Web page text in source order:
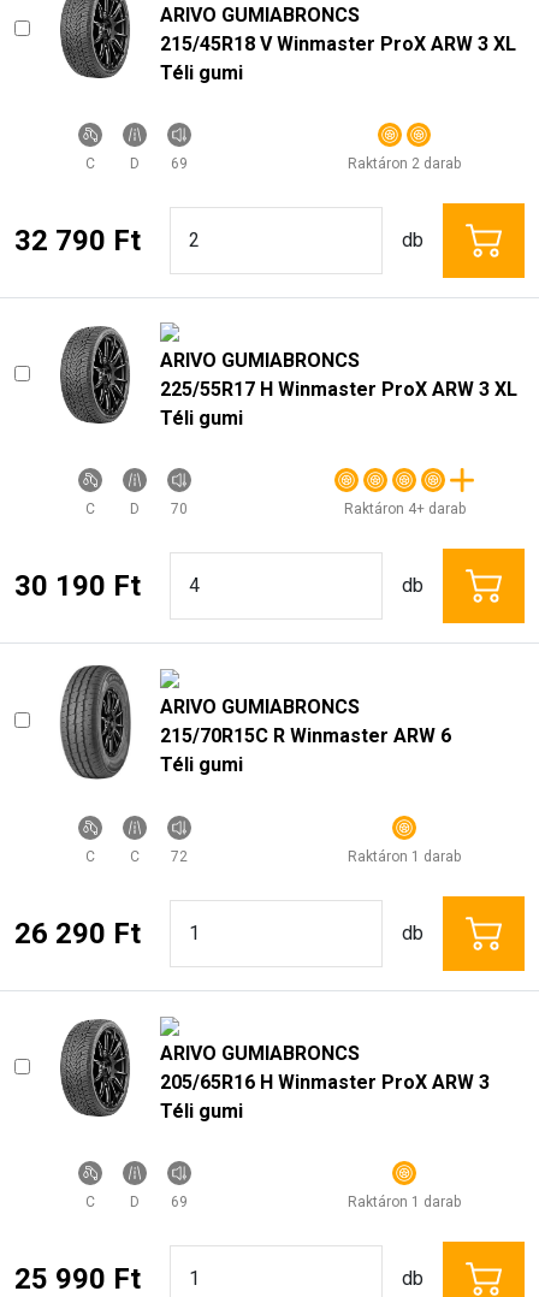
ARIVO GUMIABRONCS
215/45R18 V Winmaster ProX ARW 3 XL
Téli gumi
C D 69 Raktáron 2 darab
32 790 Ft db
ARIVO GUMIABRONCS
225/55R17 H Winmaster ProX ARW 3 XL
Téli gumi
C D 70 Raktáron 4+ darab
30 190 Ft db
ARIVO GUMIABRONCS
215/70R15C R Winmaster ARW 6
Téli gumi
C C 72 Raktáron 1 darab
26 290 Ft db
ARIVO GUMIABRONCS
205/65R16 H Winmaster ProX ARW 3
Téli gumi
C D 69 Raktáron 1 darab
25 990 Ft db